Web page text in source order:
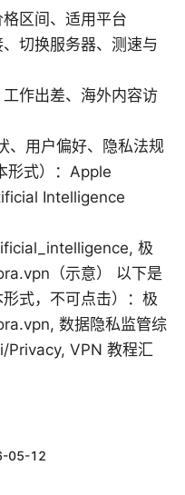
区间、适用平台
切换服务器、测速与
作出差、海外内容访
、用户偏好、隐私法规
形式）：Apple
Intelligence
极
（示意） 以下是
式，不可点击）：极
数据隐私监管综
VPN 教程汇
05-12